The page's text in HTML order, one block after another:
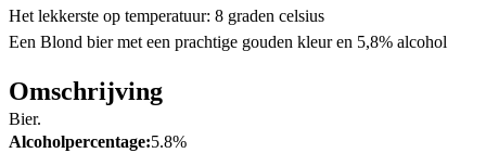
Het lekkerste op temperatuur: 8 graden celsius
Een Blond bier met een prachtige gouden kleur en 5,8% alcohol
Omschrijving
Bier.
Alcoholpercentage:5.8%